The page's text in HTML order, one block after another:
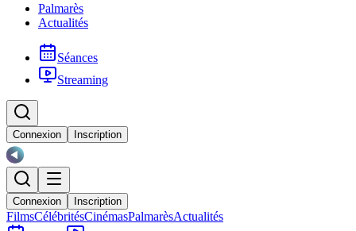
Palmarès
Actualités
Séances
Streaming
Connexion Inscription
Connexion Inscription
FilmsCélébritésCinémasPalmarèsActualités